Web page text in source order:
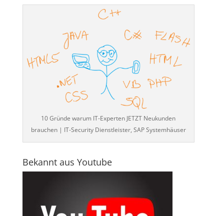
10 Gründe warum IT-Experten JETZT Neukunden
brauchen | IT-Security Dienstleister, SAP Systemhäuser
Bekannt aus Youtube